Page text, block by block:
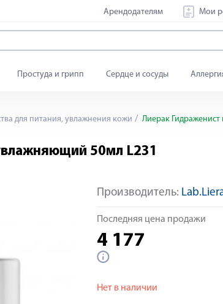
Арендодателям Мои
Простуда и грипп Сердце и сосуды
для питания, увлажнения кожи Лиерак
50мл L231
Производитель:
Последняя цена продажи
4 177
Нет в наличии